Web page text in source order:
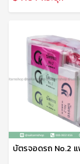
บัตรจอดรถ No.2 แ